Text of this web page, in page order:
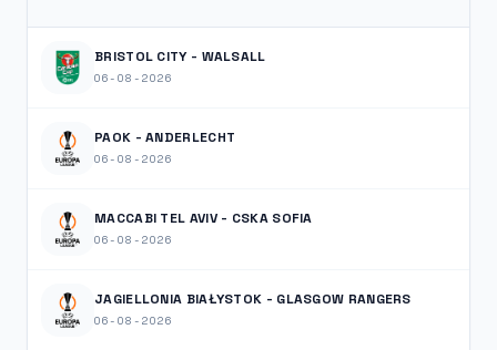
BRISTOL CITY - WALSALL
06-08-2026
PAOK - ANDERLECHT
06-08-2026
MACCABI TEL AVIV - CSKA SOFIA
06-08-2026
JAGIELLONIA BIAŁYSTOK - GLASGOW RANGERS
06-08-2026